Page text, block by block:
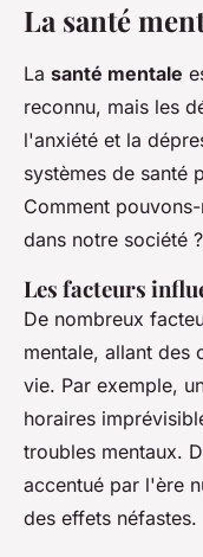
La santé
La santé mentale
reconnu, mais les
l'anxiété et la
systèmes de santé
Comment
dans notre société ?
Les facteurs
De nombreux
mentale, allant des
vie. Par exemple,
horaires
troubles mentaux.
accentué par l'ère
des effets néfastes.